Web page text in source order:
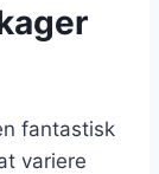
fantastisk
variere